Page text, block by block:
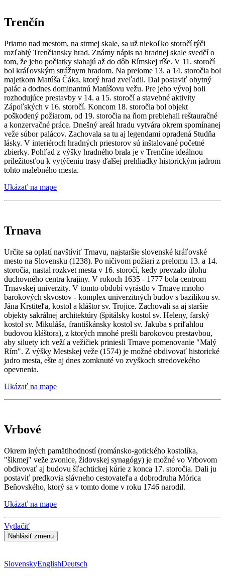
Trenčín
Priamo nad mestom, na strmej skale, sa už niekoľko storočí týči
rozľahlý Trenčiansky hrad. Známy nápis na hradnej skale svedčí o
tom, že jeho počiatky siahajú až do dôb Rímskej ríše. V 11. storočí
bol kráľovským strážnym hradom. Na prelome 13. a 14. storočia bol
majetkom Matúša Čáka, ktorý hrad zveľadil. Dal postaviť obytný
palác a dodnes dominantnú Matúšovu vežu. Pre jeho vývoj boli
rozhodujúce prestavby v 14. a 15. storočí a stavebné aktivity
Zápoľských v 16. storočí. Koncom 18. storočia bol objekt
poškodený požiarom, od 19. storočia na ňom prebiehali reštauračné
a konzervačné práce. Dnešný areál hradu vytvára okrem spomínanej
veže súbor palácov. Zachovala sa tu aj legendami opradená Studňa
lásky. V interiéroch hradných priestorov sú inštalované početné
zbierky. Pohľad z výšky hradného brala je v Trenčíne ideálnou
príležitosťou k vytýčeniu trasy ďalšej prehliadky historickým jadrom
tohto malebného mesta.
Ukázať na mape
Trnava
Určite sa oplatí navštíviť Trnavu, najstaršie slovenské kráľovské
mesto na Slovensku (1238). Po ničivom požiari z prelomu 13. a 14.
storočia, nastal rozkvet mesta v 16. storočí, kedy prevzalo úlohu
duchovného centra krajiny. V rokoch 1635 - 1777 bola centrom
Trnavskej univerzity. V tomto období vyrástlo v Trnave mnoho
barokových skvostov - komplex univerzitných budov s bazilikou sv.
Jána Krstiteľa, kostol a kláštor sv. Trojice. Zachovali sa aj staršie
objekty sakrálnej architektúry (špitálsky kostol sv. Heleny, farský
kostol sv. Mikuláša, františkánsky kostol sv. Jakuba s priľahlou
budovou kláštora), z ktorých mnohé prešli barokovou prestavbou,
aby siluety ich veží a vežičiek priniesli Trnave pomenovanie "Malý
Rím". Z výšky Mestskej veže (1574) je možné obdivovať historické
jadro mesta, ešte aj dnes zomknuté vo zvyškoch stredovekého
opevnenia.
Ukázať na mape
Vrbové
Okrem iných pamätihodností (románsko-gotického kostolíka,
"šikmej" veže zvonice, židovskej synagógy) je možné vo Vrbovom
obdivovať aj budovu šľachtickej kúrie z konca 17. storočia. Dali ju
postaviť predkovia slávneho cestovateľa a dobrodruha Mórica
Beňovského, ktorý sa v tomto dome v roku 1746 narodil.
Ukázať na mape
Vytlačiť
SlovenskyEnglishDeutsch